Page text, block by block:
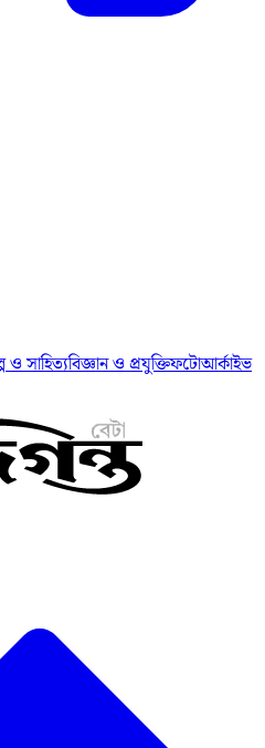
ও সাহিত্যবিজ্ঞান ও প্রযুক্তিফটোআর্কাইভ